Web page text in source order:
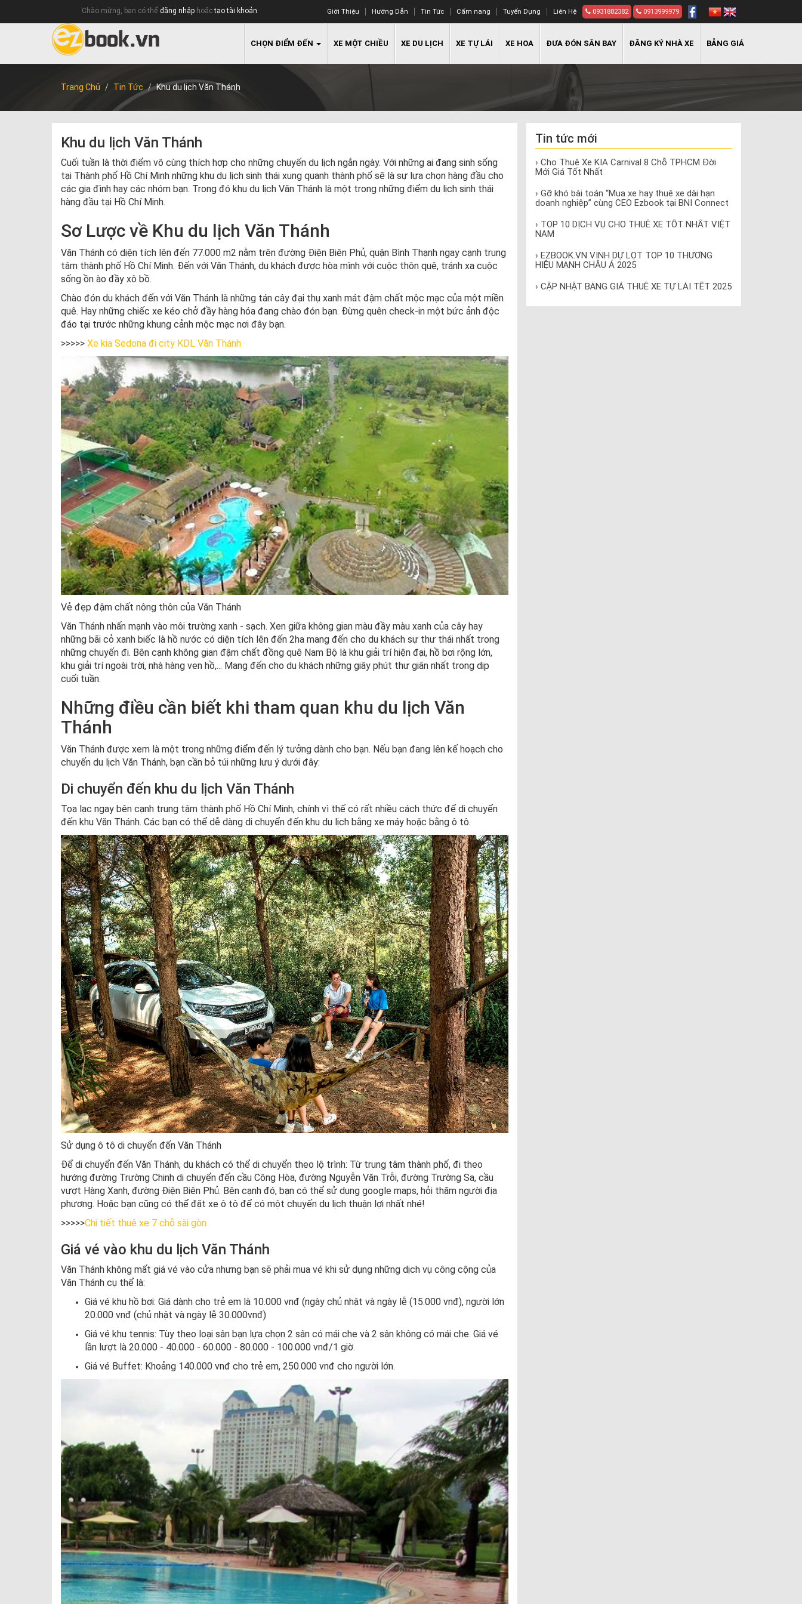
Chào mừng, bạn có thể đăng nhập hoặctạo tài khoản Giới Thiệu Hướng Dẫn Tin Tức Cẩm nang Tuyển Dụng Liên Hệ 0931882382 0913999979
CHỌN ĐIỂM ĐẾN XE MỘT CHIỀU XE DU LỊCH XE TỰ LÁI XE HOA ĐƯA ĐÓN SÂN BAY ĐĂNG KÝ NHÀ XE BẢNG GIÁ
Trang Chủ Tin Tức Khu du lịch Văn Thánh
Khu du lịch Văn Thánh
Cuối tuần là thời điểm vô cùng thích hợp cho những chuyến du lịch ngắn ngày. Với những ai đang sinh sống
tại Thành phố Hồ Chí Minh những khu du lịch sinh thái xung quanh thành phố sẽ là sự lựa chọn hàng đầu cho
các gia đình hay các nhóm bạn. Trong đó khu du lịch Văn Thánh là một trong những điểm du lịch sinh thái
hàng đầu tại Hồ Chí Minh.
Sơ Lược về Khu du lịch Văn Thánh
Văn Thánh có diện tích lên đến 77.000 m2 nằm trên đường Điện Biên Phủ, quận Bình Thạnh ngay cạnh trung
tâm thành phố Hồ Chí Minh. Đến với Văn Thánh, du khách được hòa mình với cuộc thôn quê, tránh xa cuộc
sống ồn ào đầy xô bồ.
Chào đón du khách đến với Văn Thánh là những tán cây đại thụ xanh mát đậm chất mộc mạc của một miền
quê. Hay những chiếc xe kéo chở đầy hàng hóa đang chào đón bạn. Đừng quên check-in một bức ảnh độc
đáo tại trước những khung cảnh mộc mạc nơi đây bạn.
>>>>> Xe kia Sedona đi city KDL Văn Thánh
Vẻ đẹp đậm chất nông thôn của Văn Thánh
Văn Thánh nhấn mạnh vào môi trường xanh - sạch. Xen giữa không gian màu đầy màu xanh của cây hay
những bãi cỏ xanh biếc là hồ nước có diện tích lên đến 2ha mang đến cho du khách sự thư thái nhất trong
những chuyến đi. Bên cạnh không gian đậm chất đồng quê Nam Bộ là khu giải trí hiện đại, hồ bơi rộng lớn,
khu giải trí ngoài trời, nhà hàng ven hồ,... Mang đến cho du khách những giây phút thư giãn nhất trong dịp
cuối tuần.
Những điều cần biết khi tham quan khu du lịch Văn
Thánh
Văn Thánh được xem là một trong những điểm đến lý tưởng dành cho bạn. Nếu bạn đang lên kế hoạch cho
chuyến du lịch Văn Thánh, bạn cần bỏ túi những lưu ý dưới đây:
Di chuyển đến khu du lịch Văn Thánh
Tọa lạc ngay bên cạnh trung tâm thành phố Hồ Chí Minh, chính vì thế có rất nhiều cách thức để di chuyển
đến khu Văn Thánh. Các bạn có thể dễ dàng di chuyển đến khu du lịch bằng xe máy hoặc bằng ô tô.
Sử dụng ô tô di chuyển đến Văn Thánh
Để di chuyển đến Văn Thánh, du khách có thể di chuyển theo lộ trình: Từ trung tâm thành phố, đi theo
hướng đường Trường Chinh di chuyển đến cầu Công Hòa, đường Nguyễn Văn Trỗi, đường Trường Sa, cầu
vượt Hàng Xanh, đường Điện Biên Phủ. Bên cạnh đó, bạn có thể sử dụng google maps, hỏi thăm người địa
phương. Hoặc bạn cũng có thể đặt xe ô tô để có một chuyến du lịch thuận lợi nhất nhé!
>>>>>Chi tiết thuê xe 7 chỗ sài gòn
Giá vé vào khu du lịch Văn Thánh
Văn Thánh không mất giá vé vào cửa nhưng bạn sẽ phải mua vé khi sử dụng những dịch vụ công cộng của
Văn Thánh cụ thể là:
Giá vé khu hồ bơi: Giá dành cho trẻ em là 10.000 vnđ (ngày chủ nhật và ngày lễ (15.000 vnđ), người lớn
20.000 vnđ (chủ nhật và ngày lễ 30.000vnđ)
Giá vé khu tennis: Tùy theo loại sân bạn lựa chọn 2 sân có mái che và 2 sân không có mái che. Giá vé
lần lượt là 20.000 - 40.000 - 60.000 - 80.000 - 100.000 vnđ/1 giờ.
Giá vé Buffet: Khoảng 140.000 vnđ cho trẻ em, 250.000 vnđ cho người lớn.
Tin tức mới
› Cho Thuê Xe KIA Carnival 8 Chỗ TPHCM Đời
Mới Giá Tốt Nhất
› Gỡ khó bài toán “Mua xe hay thuê xe dài hạn
doanh nghiệp” cùng CEO Ezbook tại BNI Connect
› TOP 10 DỊCH VỤ CHO THUÊ XE TỐT NHẤT VIỆT
NAM
› EZBOOK.VN VINH DỰ LỌT TOP 10 THƯƠNG
HIỆU MẠNH CHÂU Á 2025
› CẬP NHẬT BẢNG GIÁ THUÊ XE TỰ LÁI TẾT 2025